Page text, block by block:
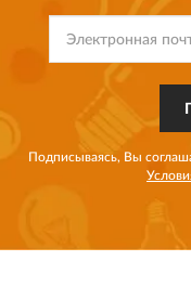
Подписываясь, Вы